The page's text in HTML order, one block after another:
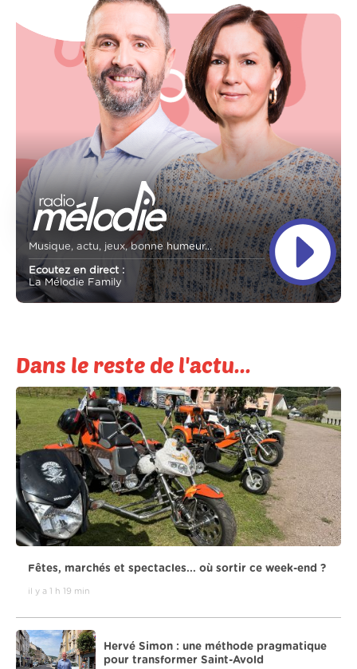
Musique, actu, jeux, bonne humeur...
Ecoutez en direct :
La Mélodie Family
Dans le reste de l'actu...
Fêtes, marchés et spectacles... où sortir ce week-end ?
il y a 1 h 19 min
Hervé Simon : une méthode pragmatique
pour transformer Saint-Avold